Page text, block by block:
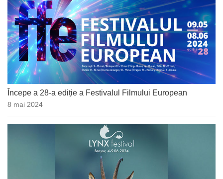
Începe a 28-a ediție a Festivalul Filmului European
8 mai 2024